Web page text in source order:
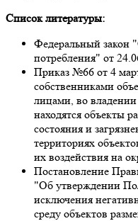
Список литературы:
Федеральный закон
потребления" от
Приказ №66 от 4
собственниками
лицами, во
находятся объекты
состояния и
территориях
их воздействия на
Постановление
"Об утверждении
исключения
среду объектов